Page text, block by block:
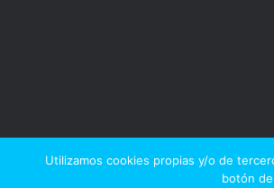
Utilizamos cookies propias y/o de
botón